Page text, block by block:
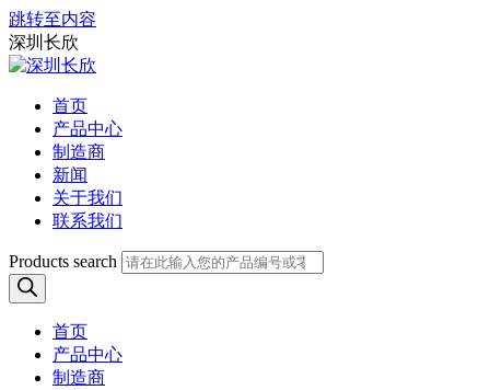
跳转至内容
深圳长欣
首页
产品中心
制造商
新闻
关于我们
联系我们
Products search
首页
产品中心
制造商